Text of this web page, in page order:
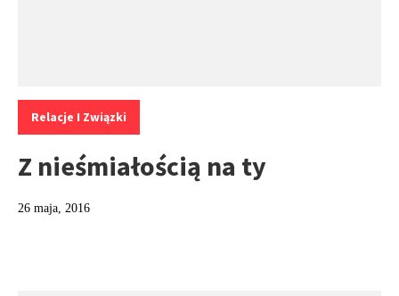
Kategorie:
Relacje I Związki
Z nieśmiałością na ty
26 maja, 2016